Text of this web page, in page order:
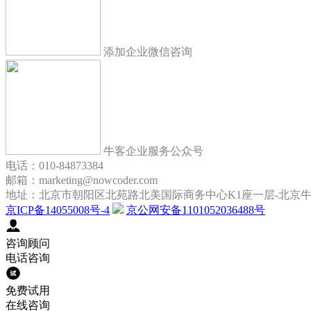
添加企业微信咨询
牛客企业服务公众号
电话：010-84873384
邮箱：marketing@nowcoder.com
地址：北京市朝阳区北苑路北美国际商务中心K1座一层-北京
京ICP备14055008号-4
京公网安备1101052036488号
咨询顾问
电话咨询
免费试用
在线咨询